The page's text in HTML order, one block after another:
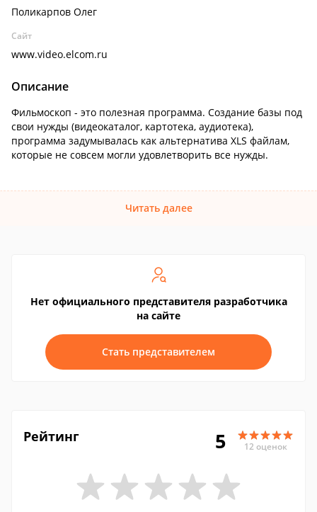
Поликарпов Олег
Сайт
www.video.elcom.ru
Описание
Фильмоскоп - это полезная программа. Cоздание базы под
свои нужды (видеокаталог, картотека, аудиотека),
программа задумывалась как альтернатива XLS файлам,
которые не совсем могли удовлетворить все нужды.
Читать далее
Нет официального представителя разработчика
на сайте
Стать представителем
Рейтинг 5 12 оценок